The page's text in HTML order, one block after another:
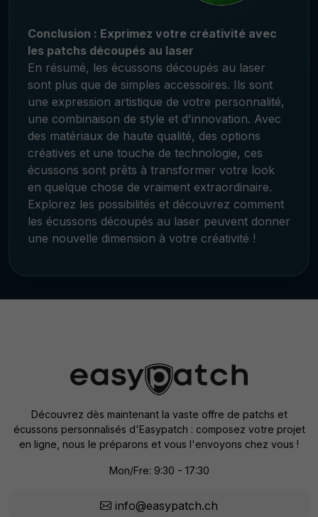
Conclusion : Exprimez votre créativité avec
les patchs découpés au laser
En résumé, les écussons découpés au laser
sont plus que de simples accessoires. Ils sont
une expression artistique de votre personnalité,
une combinaison de style et d'innovation. Avec
des matériaux de haute qualité, des options
créatives et une touche de technologie, ces
écussons sont prêts à transformer votre look
en quelque chose de vraiment extraordinaire.
Explorez les possibilités et découvrez comment
les écussons découpés au laser peuvent donner
une nouvelle dimension à votre créativité !
Découvrez dès maintenant la vaste offre de patchs et
écussons personnalisés d'Easypatch : composez votre projet
en ligne, nous le préparons et vous l'envoyons chez vous !
Mon/Fre: 9:30 - 17:30
info@easypatch.ch